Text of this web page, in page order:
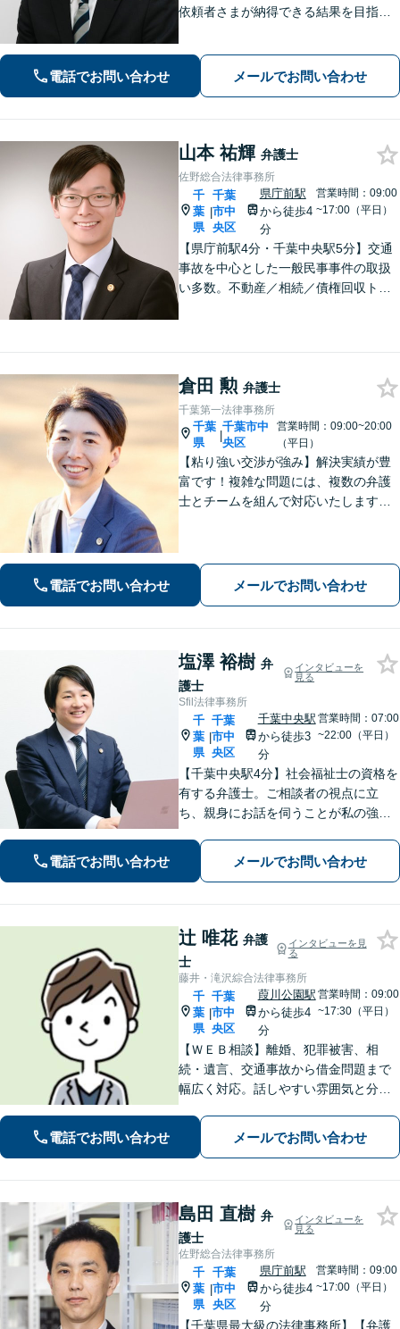
依頼者さまが納得できる結果を目指し
い】オーナーの方からの案件を解決し
た実績多数【初回相談無料】
電話でお問い合わせ メールでお問い合わせ
山本 祐輝 弁護士
佐野総合法律事務所
千
葉
県
|
千葉
市中
央区
県庁前駅
から徒歩4
分
営業時間：09:00
~17:00（平日）
【県庁前駅4分・千葉中央駅5分】交通
事故を中心とした一般民事事件の取扱
い多数。不動産／相続／債権回収トラ
倉田 勲 弁護士
千葉第一法律事務所
千葉
県
|
千葉市中
央区
営業時間：09:00~20:00
（平日）
【粘り強い交渉が強み】解決実績が豊
富です！複雑な問題には、複数の弁護
士とチームを組んで対応いたします。
電話でお問い合わせ メールでお問い合わせ
塩澤 裕樹 弁
護士
インタビューを
見る
Sfil法律事務所
千
葉
県
|
千葉
市中
央区
千葉中央駅
から徒歩3
分
営業時間：07:00
~22:00（平日）
【千葉中央駅4分】社会福祉士の資格を
有する弁護士。ご相談者の視点に立
ち、親身にお話を伺うことが私の強み
だろうか」と迷われている方でも、ま
ずはお気軽にご相談ください【休日・
電話でお問い合わせ メールでお問い合わせ
辻 唯花 弁護
士
インタビューを見
る
藤井・滝沢綜合法律事務所
千
葉
県
|
千葉
市中
央区
葭川公園駅
から徒歩4
分
営業時間：09:00
~17:30（平日）
【ＷＥＢ相談】離婚、犯罪被害、相
続・遺言、交通事故から借金問題まで
幅広く対応。話しやすい雰囲気と分か
者支援案件の豊富な経験で培った知見
でお話を十分にお聞きし、心に寄り添
電話でお問い合わせ メールでお問い合わせ
島田 直樹 弁
護士
インタビューを
見る
佐野総合法律事務所
千
葉
県
|
千葉
市中
央区
県庁前駅
から徒歩4
分
営業時間：09:00
~17:00（平日）
【千葉県最大級の法律事務所】【弁護